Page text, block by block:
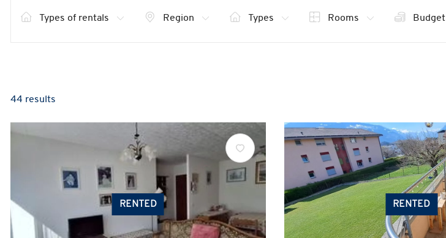
Types of rentals Region Types Rooms Budget
44 results
RENTED RENTED